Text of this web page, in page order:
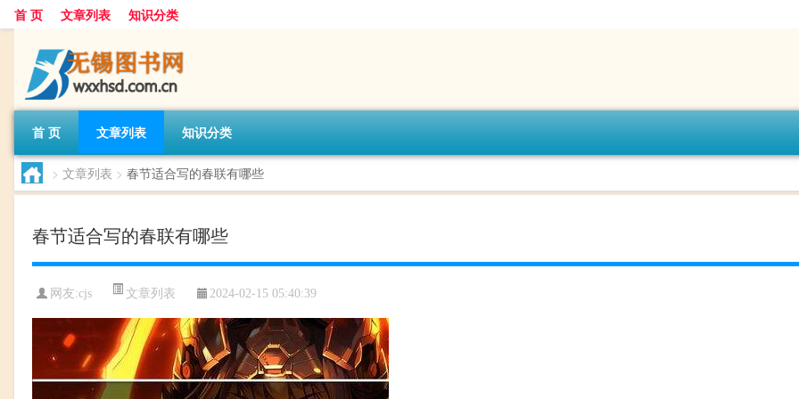
首 页 文章列表 知识分类
首 页 文章列表 知识分类
> 文章列表 > 春节适合写的春联有哪些
春节适合写的春联有哪些
网友:cjs 文章列表 2024-02-15 05:40:39